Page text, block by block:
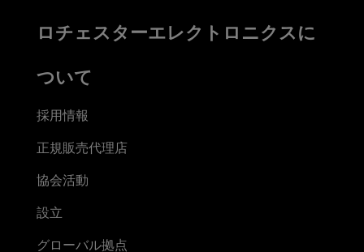
ロチェスターエレクトロニクスに
ついて
採用情報
正規販売代理店
協会活動
設立
グローバル拠点